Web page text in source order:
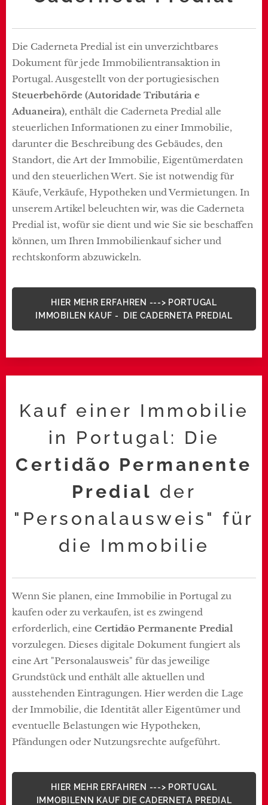
Die Caderneta Predial ist ein unverzichtbares
Dokument für jede Immobilientransaktion in
Portugal. Ausgestellt von der portugiesischen
Steuerbehörde (Autoridade Tributária e
Aduaneira), enthält die Caderneta Predial alle
steuerlichen Informationen zu einer Immobilie,
darunter die Beschreibung des Gebäudes, den
Standort, die Art der Immobilie, Eigentümerdaten
und den steuerlichen Wert. Sie ist notwendig für
Käufe, Verkäufe, Hypotheken und Vermietungen. In
unserem Artikel beleuchten wir, was die Caderneta
Predial ist, wofür sie dient und wie Sie sie beschaffen
können, um Ihren Immobilienkauf sicher und
rechtskonform abzuwickeln.
HIER MEHR ERFAHREN ---> PORTUGAL
IMMOBILEN KAUF - DIE CADERNETA PREDIAL
Kauf einer Immobilie
in Portugal: Die
Certidão Permanente
Predial der
"Personalausweis" für
die Immobilie
Wenn Sie planen, eine Immobilie in Portugal zu
kaufen oder zu verkaufen, ist es zwingend
erforderlich, eine Certidão Permanente Predial
vorzulegen. Dieses digitale Dokument fungiert als
eine Art "Personalausweis" für das jeweilige
Grundstück und enthält alle aktuellen und
ausstehenden Eintragungen. Hier werden die Lage
der Immobilie, die Identität aller Eigentümer und
eventuelle Belastungen wie Hypotheken,
Pfändungen oder Nutzungsrechte aufgeführt.
HIER MEHR ERFAHREN ---> PORTUGAL
IMMOBILENN KAUF DIE CADERNETA PREDIAL